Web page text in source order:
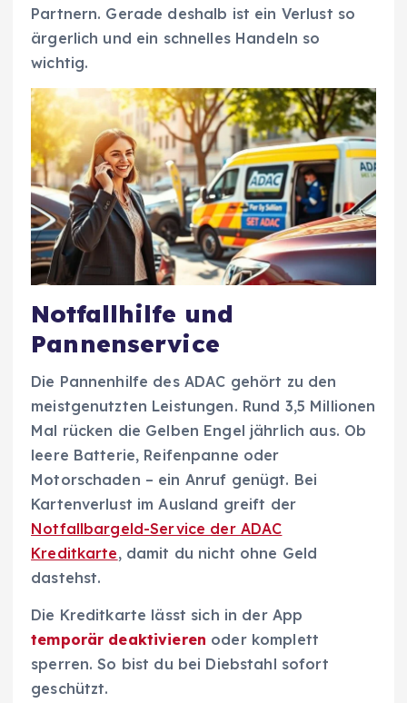
Partnern. Gerade deshalb ist ein Verlust so
ärgerlich und ein schnelles Handeln so
wichtig.
Notfallhilfe und
Pannenservice
Die Pannenhilfe des ADAC gehört zu den
meistgenutzten Leistungen. Rund 3,5 Millionen
Mal rücken die Gelben Engel jährlich aus. Ob
leere Batterie, Reifenpanne oder
Motorschaden – ein Anruf genügt. Bei
Kartenverlust im Ausland greift der
Notfallbargeld-Service der ADAC
Kreditkarte, damit du nicht ohne Geld
dastehst.
Die Kreditkarte lässt sich in der App
temporär deaktivieren oder komplett
sperren. So bist du bei Diebstahl sofort
geschützt.